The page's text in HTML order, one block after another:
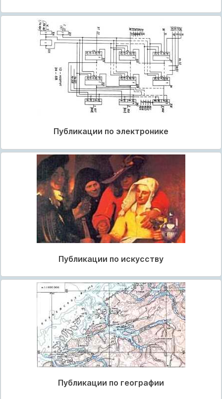
Публикации по электронике
Публикации по искусству
Публикации по географии